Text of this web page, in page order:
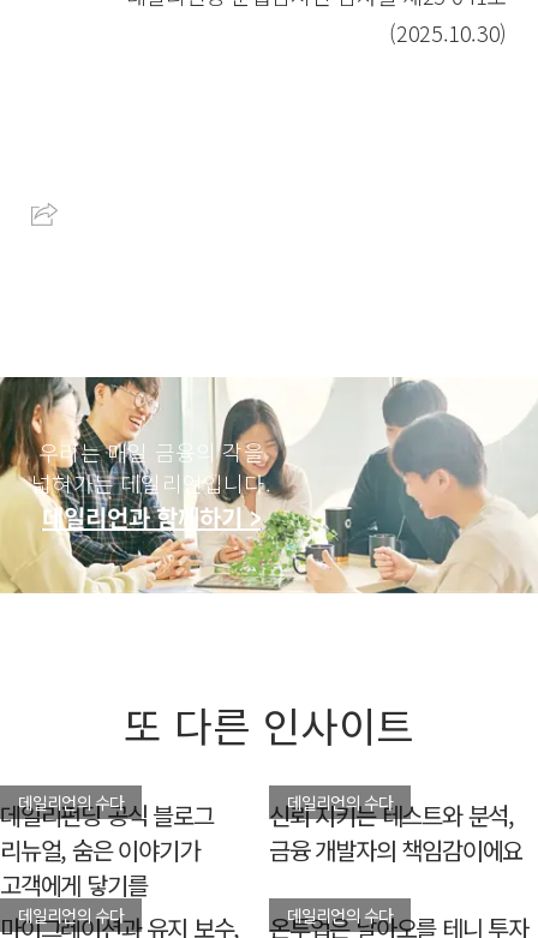
(2025.10.30)
우리는 매일 금융의 각을
넓혀가는 데일리언입니다.
데일리언과 함께하기 >
또 다른 인사이트
데일리언의 수다
데일리펀딩 공식 블로그
리뉴얼, 숨은 이야기가
고객에게 닿기를
데일리언의 수다
신뢰 지키는 테스트와 분석,
금융 개발자의 책임감이에요
데일리언의 수다
마이그레이션과 유지 보수, 데일리언의 수다
온투업은 날아오를 테니 투자